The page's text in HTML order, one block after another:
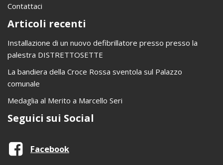
Contattaci
Articoli recenti
Installazione di un nuovo defibrillatore presso presso la
palestra DISTRETTOSETTE
La bandiera della Croce Rossa sventola sul Palazzo
comunale
Medaglia al Merito a Marcello Seri
Seguici sui Social
Facebook